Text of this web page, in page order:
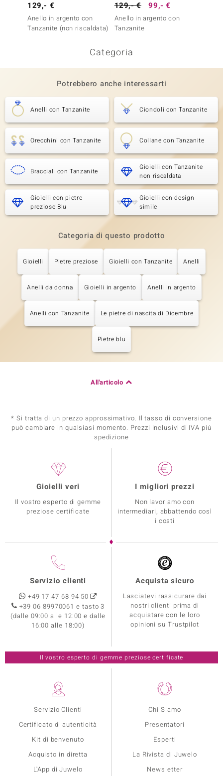
129,- €
Anello in argento con
Tanzanite (non riscaldata)
129,- € 99,- €
Anello in argento con
Tanzanite
Categoria
Potrebbero anche interessarti
Anelli con Tanzanite Ciondoli con Tanzanite
Orecchini con Tanzanite Collane con Tanzanite
Bracciali con Tanzanite
Gioielli con Tanzanite
non riscaldata
Gioielli con pietre
preziose Blu
Gioielli con design
simile
Categoria di questo prodotto
Gioielli Pietre preziose Gioielli con Tanzanite Anelli
Anelli da donna Gioielli in argento Anelli in argento
Anelli con Tanzanite Le pietre di nascita di Dicembre
Pietre blu
All'articolo
* Si tratta di un prezzo approssimativo. Il tasso di conversione
può cambiare in qualsiasi momento. Prezzi inclusivi di IVA piú
spedizione
Servizio Clienti
Certificato di autenticità
Kit di benvenuto
Acquisto in diretta
L'App di Juwelo
Chi Siamo
Presentatori
Esperti
La Rivista di Juwelo
Newsletter
Gioielli veri
Il vostro esperto di gemme
preziose certificate
I migliori prezzi
Non lavoriamo con
intermediari, abbattendo così
i costi
Servizio clienti
+49 17 47 68 94 50
+39 06 89970061 e tasto 3
(dalle 09:00 alle 12:00 e dalle
16:00 alle 18:00)
Acquista sicuro
Lasciatevi rassicurare dai
nostri clienti prima di
acquistare con le loro
opinioni su Trustpilot
Il vostro esperto di gemme preziose certificate